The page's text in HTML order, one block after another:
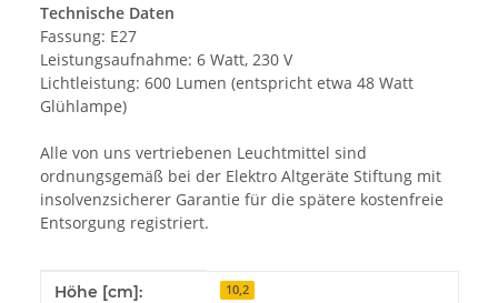
Technische Daten
Fassung: E27
Leistungsaufnahme: 6 Watt, 230 V
Lichtleistung: 600 Lumen (entspricht etwa 48 Watt
Glühlampe)
Alle von uns vertriebenen Leuchtmittel sind
ordnungsgemäß bei der Elektro Altgeräte Stiftung mit
insolvenzsicherer Garantie für die spätere kostenfreie
Entsorgung registriert.
Produkteigenschaft
Wert
Höhe [cm]: 10,2